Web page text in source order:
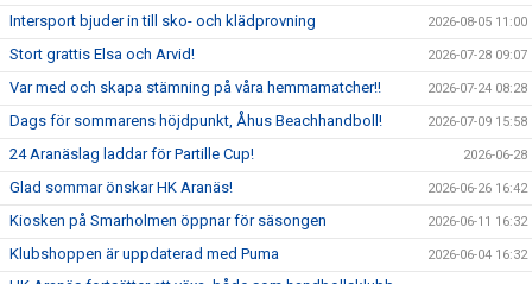
Intersport bjuder in till sko- och klädprovning 2026-08-05 11:00
Stort grattis Elsa och Arvid! 2026-07-28 09:07
Var med och skapa stämning på våra hemmamatcher!! 2026-07-24 08:28
Dags för sommarens höjdpunkt, Åhus Beachhandboll! 2026-07-09 15:58
24 Aranäslag laddar för Partille Cup! 2026-06-28
Glad sommar önskar HK Aranäs! 2026-06-26 16:42
Kiosken på Smarholmen öppnar för säsongen 2026-06-11 16:32
Klubshoppen är uppdaterad med Puma 2026-06-04 16:32